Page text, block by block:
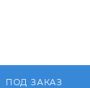
ПОД ЗАКАЗ